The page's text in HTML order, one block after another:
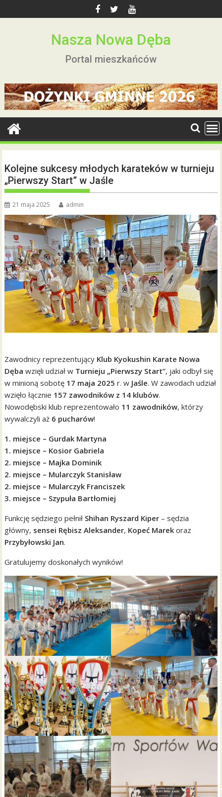
to
Nasza Nowa Dęba
Portal mieszkańców
Kolejne sukcesy młodych karateków w turnieju
„Pierwszy Start” w Jaśle
21 maja 2025 admin
Zawodnicy reprezentujący Klub Kyokushin Karate Nowa
Dęba wzięli udział w Turnieju „Pierwszy Start”, jaki odbył się
w minioną sobotę 17 maja 2025 r. w Jaśle. W zawodach udział
wzięło łącznie 157 zawodników z 14 klubów.
Nowodębski klub reprezentowało 11 zawodników, którzy
wywalczyli aż 6 pucharów!
1. miejsce – Gurdak Martyna
1. miejsce – Kosior Gabriela
2. miejsce – Majka Dominik
2. miejsce – Mularczyk Stanisław
2. miejsce – Mularczyk Franciszek
3. miejsce – Szypuła Bartłomiej
Funkcję sędziego pełnił Shihan Ryszard Kiper – sędzia
główny, sensei Rębisz Aleksander, Kopeć Marek oraz
Przybyłowski Jan.
Gratulujemy doskonałych wyników!